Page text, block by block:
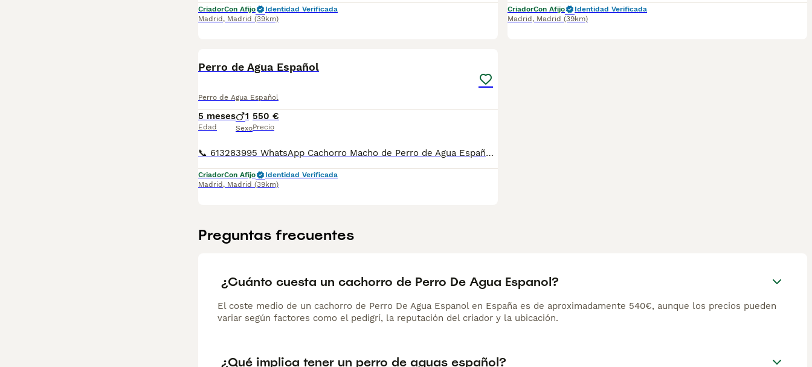
CriadorCon Afijo
Identidad Verificada
Madrid , Madrid (39km)
CriadorCon Afijo
Identidad Verificada
Madrid , Madrid (39km)
Perro de Agua Español
Perro de Agua Español
5 meses
Edad
1
Sexo
550 €
Precio
📞 613283995 WhatsApp Cachorro Macho de Perro de Agua Español Entregamos nuestros pequeños cachorritos con todas las garantías y cuidados necesarios , disponemos de núcleo zoológico para crianza y venta de nuestros cachorros . ✅Desparasitaciones y vacunas correspondientes a su edad . ✅Cartilla de vacunación . ✅Revisiones veterinarias . ✅Garantías víricas de 15 días . ✅Garantías genéticas de un año . Seriedad , confianza y bienestar animal son nuestra prioridad . También ofrecemos transporte propio para nuestros pequeños cachorros a toda la península , el pago lo podéis hacer contra reembolso . (con coste adicional) . Mandamos a toda España . Disponemos de varias razas Si no esta la raza que queréis llámanos , intentaremos encontrártela , trabajamos con los mejores criadores de España .
CriadorCon Afijo
Identidad Verificada
Madrid , Madrid (39km)
Preguntas frecuentes
¿Cuánto cuesta un cachorro de Perro De Agua Espanol?
El coste medio de un cachorro de Perro De Agua Espanol en España es de aproximadamente 540€, aunque los precios pueden
variar según factores como el pedigrí, la reputación del criador y la ubicación.
¿Qué implica tener un perro de aguas español?